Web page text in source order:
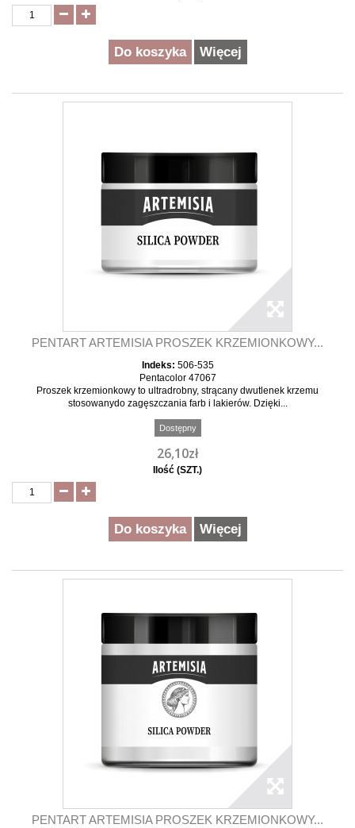
Do koszyka Więcej
PENTART ARTEMISIA PROSZEK KRZEMIONKOWY...
Indeks: 506-535
Pentacolor 47067
Proszek krzemionkowy to ultradrobny, strącany dwutlenek krzemu
stosowanydo zagęszczania farb i lakierów. Dzięki...
Dostępny
26,10zł
Ilość (SZT.)
Do koszyka Więcej
PENTART ARTEMISIA PROSZEK KRZEMIONKOWY...